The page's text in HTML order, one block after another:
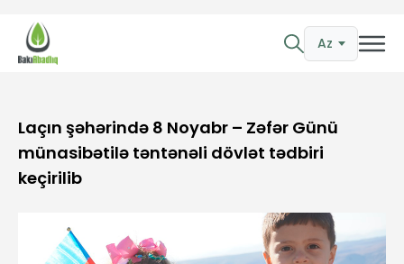
Az
Laçın şəhərində 8 Noyabr – Zəfər Günü
münasibətilə təntənəli dövlət tədbiri
keçirilib